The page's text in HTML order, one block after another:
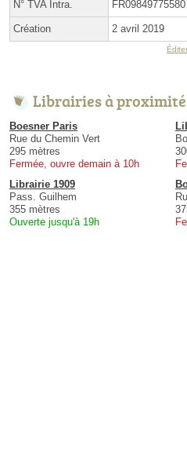
N° TVA Intra. FR09849775580
Création 2 avril 2019
Librairies à proximité
Boesner Paris
Rue du Chemin Vert
295 mètres
Fermée, ouvre demain à 10h
Librairie 1909
Pass. Guilhem
355 mètres
Ouverte jusqu'à 19h